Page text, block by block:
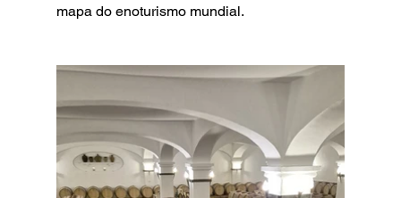
mapa do enoturismo mundial.